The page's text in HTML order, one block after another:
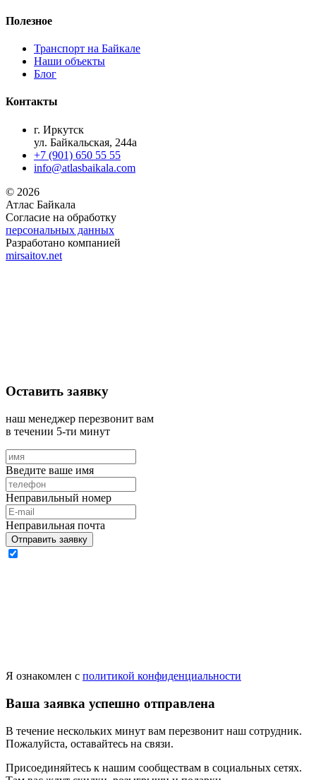
Полезное
Транспорт на Байкале
Наши объекты
Блог
Контакты
г. Иркутск
ул. Байкальская, 244а
+7 (901) 650 55 55
info@atlasbaikala.com
© 2026
Атлас Байкала
Согласие на обработку
персональных данных
Разработано компанией
mirsaitov.net
Оставить заявку
наш менеджер перезвонит вам
в течении 5-ти минут
Введите ваше имя
Неправильный номер
Неправильная почта
Отправить заявку
Я ознакомлен с политикой конфиденциальности
Ваша заявка успешно отправлена
В течение нескольких минут вам перезвонит наш сотрудник.
Пожалуйста, оставайтесь на связи.
Присоединяйтесь к нашим сообществам в социальных сетях.